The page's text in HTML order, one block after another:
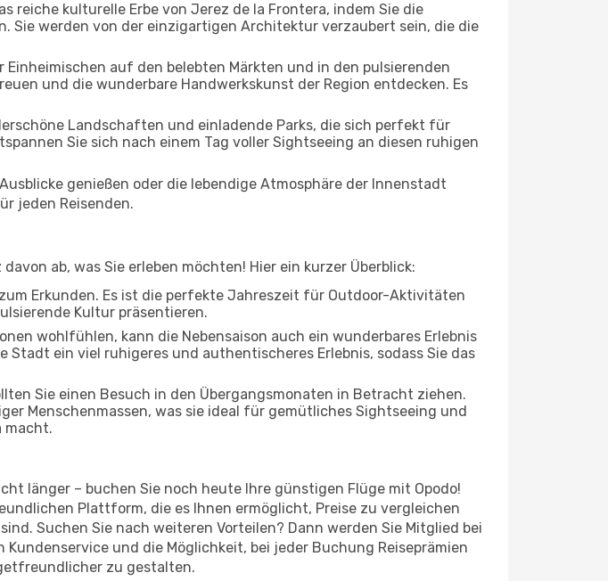
reiche kulturelle Erbe von Jerez de la Frontera, indem Sie die
werden von der einzigartigen Architektur verzaubert sein, die die
auf den belebten Märkten und in den pulsierenden
und die wunderbare Handwerkskunst der Region entdecken. Es
Landschaften und einladende Parks, die sich perfekt für
Sie sich nach einem Tag voller Sightseeing an diesen ruhigen
genießen oder die lebendige Atmosphäre der Innenstadt
jeden Reisenden.
ab, was Sie erleben möchten! Hier ein kurzer Überblick:
Erkunden. Es ist die perfekte Jahreszeit für Outdoor-Aktivitäten
Kultur präsentieren.
wohlfühlen, kann die Nebensaison auch ein wunderbares Erlebnis
ein viel ruhigeres und authentischeres Erlebnis, sodass Sie das
Sie einen Besuch in den Übergangsmonaten in Betracht ziehen.
Menschenmassen, was sie ideal für gemütliches Sightseeing und
macht.
länger – buchen Sie noch heute Ihre günstigen Flüge mit Opodo!
Plattform, die es Ihnen ermöglicht, Preise zu vergleichen
Suchen Sie nach weiteren Vorteilen? Dann werden Sie Mitglied bei
und die Möglichkeit, bei jeder Buchung Reiseprämien
zu gestalten.